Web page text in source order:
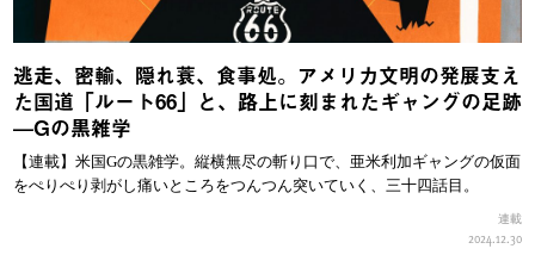
逃走、密輸、隠れ蓑、食事処。アメリカ文明の発展支え
た国道「ルート66」と、路上に刻まれたギャングの足跡
—Gの黒雑学
【連載】米国Gの黒雑学。縦横無尽の斬り口で、亜米利加ギャングの仮面
をぺりぺり剥がし痛いところをつんつん突いていく、三十四話目。
連載
2024.12.30